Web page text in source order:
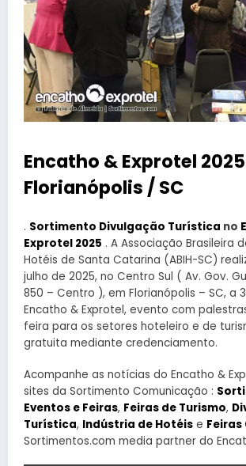
Encatho & Exprotel
Florianópolis / SC
. Sortimento Divulgação Turística no
Exprotel 2025 . A Associação Brasileira
Hotéis de Santa Catarina (ABIH-SC)
julho de 2025, no Centro Sul ( Av. Gov.
850 – Centro ), em Florianópolis – SC, a
Encatho & Exprotel, evento com
feira para os setores hoteleiro e de
gratuita mediante credenciamento.
Acompanhe as notícias do Encatho &
sites da Sortimento Comunicação :
Eventos e Feiras, Feiras de Turismo,
Turística, Indústria de Hotéis e
Sortimentos.com media partner do